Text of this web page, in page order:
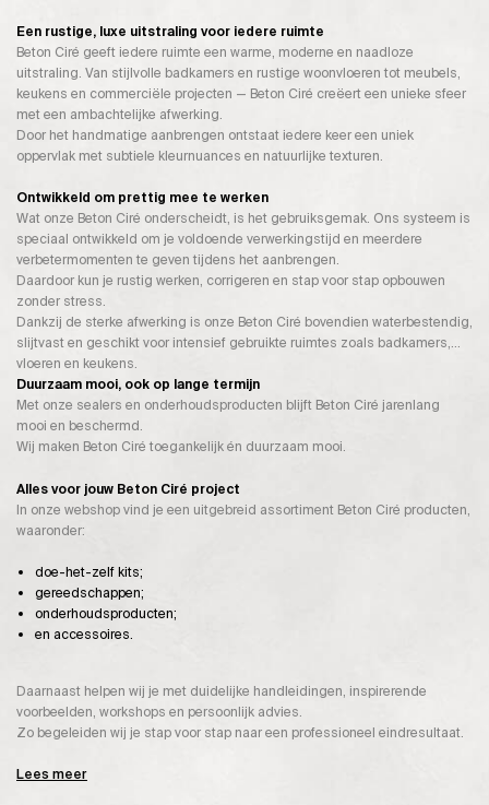
Een rustige, luxe uitstraling voor iedere ruimte
Beton Ciré geeft iedere ruimte een warme, moderne en naadloze
uitstraling. Van stijlvolle badkamers en rustige woonvloeren tot meubels,
keukens en commerciële projecten — Beton Ciré creëert een unieke sfeer
met een ambachtelijke afwerking.
Door het handmatige aanbrengen ontstaat iedere keer een uniek
oppervlak met subtiele kleurnuances en natuurlijke texturen.
Ontwikkeld om prettig mee te werken
Wat onze Beton Ciré onderscheidt, is het gebruiksgemak. Ons systeem is
speciaal ontwikkeld om je voldoende verwerkingstijd en meerdere
verbetermomenten te geven tijdens het aanbrengen.
Daardoor kun je rustig werken, corrigeren en stap voor stap opbouwen
zonder stress.
Dankzij de sterke afwerking is onze Beton Ciré bovendien waterbestendig,
slijtvast en geschikt voor intensief gebruikte ruimtes zoals badkamers,
vloeren en keukens.
Duurzaam mooi, ook op lange termijn
Met onze sealers en onderhoudsproducten blijft Beton Ciré jarenlang
mooi en beschermd.
Wij maken Beton Ciré toegankelijk én duurzaam mooi.
Alles voor jouw Beton Ciré project
In onze webshop vind je een uitgebreid assortiment Beton Ciré producten,
waaronder:
doe-het-zelf kits;
gereedschappen;
onderhoudsproducten;
en accessoires.
Daarnaast helpen wij je met duidelijke handleidingen, inspirerende
voorbeelden, workshops en persoonlijk advies.
Zo begeleiden wij je stap voor stap naar een professioneel eindresultaat.
Lees meer